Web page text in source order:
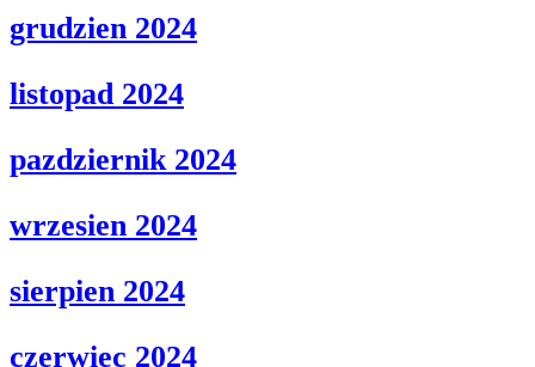
grudzien 2024
listopad 2024
pazdziernik 2024
wrzesien 2024
sierpien 2024
czerwiec 2024